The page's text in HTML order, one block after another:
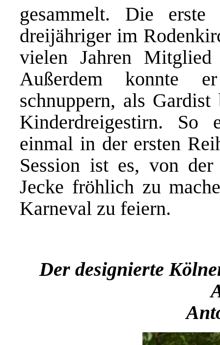
gesammelt. Die
dreijähriger im
vielen Jahren
Außerdem konnte
schnuppern, als
Kinderdreigestirn. So
einmal in der ersten
Session ist es, von
Jecke fröhlich zu
Karneval zu feiern.
Der designierte